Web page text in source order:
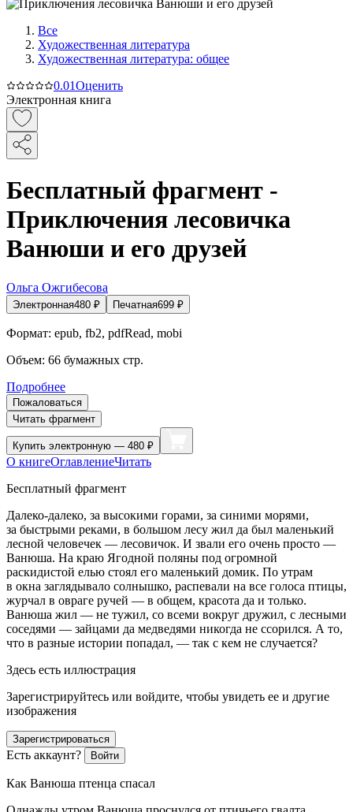
Все
Художественная литература
Художественная литература: общее
0.01Оценить
Электронная книга
Бесплатный фрагмент -
Приключения лесовичка
Ванюши и его друзей
Ольга Ожгибесова
Электронная480 ₽ Печатная699 ₽
Формат: epub, fb2, pdfRead, mobi
Объем: 66 бумажных стр.
Подробнее
Пожаловаться
Читать фрагмент
Купить электронную — 480 ₽
О книгеОглавлениеЧитать
Бесплатный фрагмент
Далеко-далеко, за высокими горами, за синими морями,
за быстрыми реками, в большом лесу жил да был маленький
лесной человечек — лесовичок. И звали его очень просто —
Ванюша. На краю Ягодной поляны под огромной
раскидистой елью стоял его маленький домик. По утрам
в окна заглядывало солнышко, распевали на все голоса птицы,
журчал в овраге ручей — в общем, красота да и только.
Ванюша жил — не тужил, со всеми вокруг дружил, с лесными
соседями — зайцами да медведями никогда не ссорился. А то,
что в разные истории попадал, — так с кем не случается?
Здесь есть иллюстрация
Зарегистрируйтесь или войдите, чтобы увидеть ее и другие
изображения
Зарегистрироваться
Есть аккаунт? Войти
Как Ванюша птенца спасал